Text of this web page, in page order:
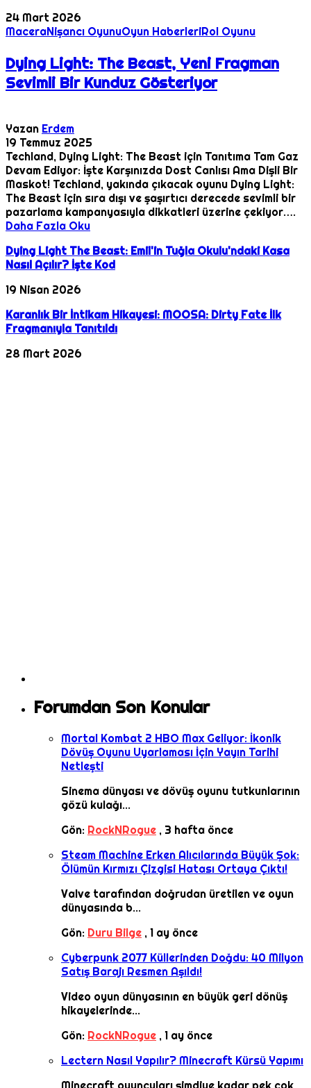
24 Mart 2026
MaceraNişancı OyunuOyun HaberleriRol Oyunu
Dying Light: The Beast, Yeni Fragman
Sevimli Bir Kunduz Gösteriyor
Yazan Erdem
19 Temmuz 2025
Techland, Dying Light: The Beast için Tanıtıma Tam Gaz
Devam Ediyor: İşte Karşınızda Dost Canlısı Ama Dişli Bir
Maskot! Techland, yakında çıkacak oyunu Dying Light:
The Beast için sıra dışı ve şaşırtıcı derecede sevimli bir
pazarlama kampanyasıyla dikkatleri üzerine çekiyor….
Daha Fazla Oku
Dying Light The Beast: Emil'in Tuğla Okulu'ndaki Kasa
Nasıl Açılır? İşte Kod
19 Nisan 2026
Karanlık Bir İntikam Hikayesi: MOOSA: Dirty Fate İlk
Fragmanıyla Tanıtıldı
28 Mart 2026
Forumdan Son Konular
Mortal Kombat 2 HBO Max Geliyor: İkonik
Dövüş Oyunu Uyarlaması İçin Yayın Tarihi
Netleşti
Sinema dünyası ve dövüş oyunu tutkunlarının
gözü kulağı...
Gön: RockNRogue , 3 hafta önce
Steam Machine Erken Alıcılarında Büyük Şok:
Ölümün Kırmızı Çizgisi Hatası Ortaya Çıktı!
Valve tarafından doğrudan üretilen ve oyun
dünyasında b...
Gön: Duru Bilge , 1 ay önce
Cyberpunk 2077 Küllerinden Doğdu: 40 Milyon
Satış Barajı Resmen Aşıldı!
Video oyun dünyasının en büyük geri dönüş
hikayelerinde...
Gön: RockNRogue , 1 ay önce
Lectern Nasıl Yapılır? Minecraft Kürsü Yapımı
Minecraft oyuncuları şimdiye kadar pek çok